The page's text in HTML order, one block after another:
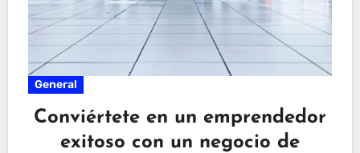
General
Conviértete en un emprendedor
exitoso con un negocio de